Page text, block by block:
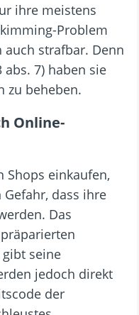
ihre meistens
Problem
strafbar. Denn
abs. 7) haben sie
zu beheben.
Online-
Shops einkaufen,
dass ihre
Das
seine
jedoch direkt
der